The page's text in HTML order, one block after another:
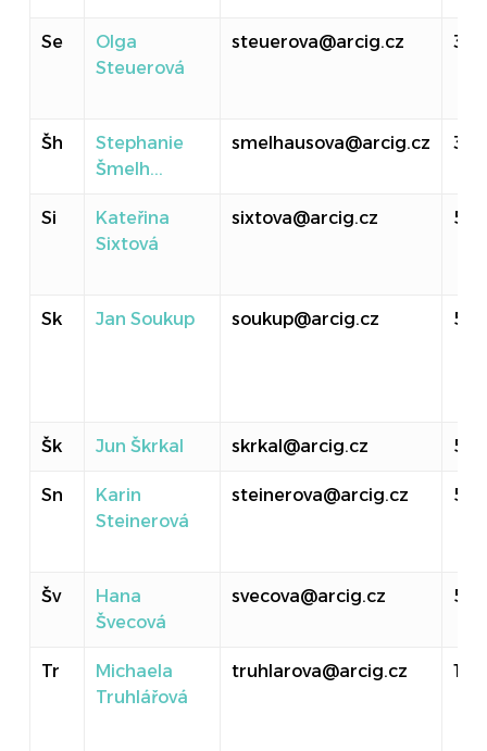
Se
Olga
Steuerová
steuerova@arcig.cz 314
Šh
Stephanie
Šmelh...
smelhausova@arcig.cz
Si
Kateřina
Sixtová
sixtova@arcig.cz 516
Sk Jan Soukup soukup@arcig.cz 501
Šk Jun Škrkal skrkal@arcig.cz 513
Sn
Karin
Steinerová
steinerova@arcig.cz 519
Šv
Hana
Švecová
svecova@arcig.cz 513
Tr
Michaela
Truhlářová
truhlarova@arcig.cz 107